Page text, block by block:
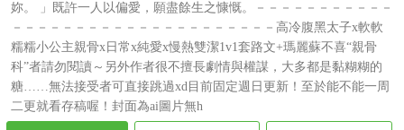
妳。 」既許一人以偏愛，願盡餘生之慷慨。－－－－－－－－－－－
－－－－－－－－－－－－－－－－－－－－－高冷腹黑太子x軟軟
糯糯小公主親骨x日常x純愛x慢熱雙潔1v1套路文+瑪麗蘇不喜“親骨
科”者請勿閱讀～另外作者很不擅長劇情與權謀，大多都是黏糊糊的
糖……無法接受者可直接跳過xd目前固定週日更新！至於能不能一周
二更就看存稿喔！封面為ai圖片無h